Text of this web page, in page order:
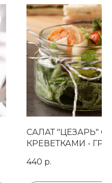
САЛАТ "ЦЕЗАРЬ" С
КРЕВЕТКАМИ -
ЛИСТЬЯМИ РОМЭН
440 р.